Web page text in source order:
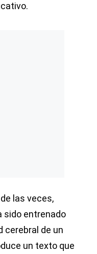
las veces,
sido entrenado
cerebral de un
un texto que